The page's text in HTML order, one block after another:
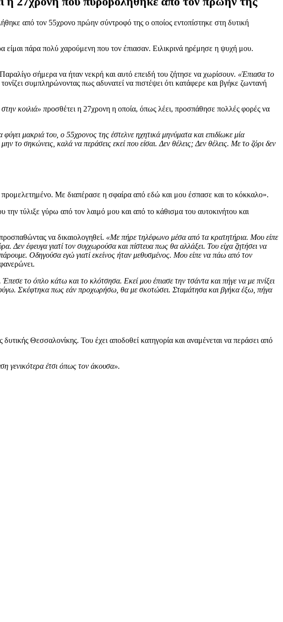
από τον 55χρονο πρώην σύντροφό της ο οποίος εντοπίστηκε στη δυτική
πάρα πολύ χαρούμενη που τον έπιασαν. Ειλικρινά ηρέμησε η ψυχή μου.
σήμερα να ήταν νεκρή και αυτό επειδή του ζήτησε να χωρίσουν. «Έπιασα το
τονίζει συμπληρώνοντας πως αδυνατεί να πιστέψει ότι κατάφερε και βγήκε ζωντανή
κοιλιά» προσθέτει η 27χρονη η οποία, όπως λέει, προσπάθησε πολλές φορές να
μακριά του, ο 55χρονος της έστελνε ηχητικά μηνύματα και επιδίωκε μία
το σηκώνεις, καλά να περάσεις εκεί που είσαι. Δεν θέλεις; Δεν θέλεις. Με το ζόρι δεν
Με διαπέρασε η σφαίρα από εδώ και μου έσπασε και το κόκκαλο».
τύλιξε γύρω από τον λαιμό μου και από το κάθισμα του αυτοκινήτου και
να δικαιολογηθεί. «Με πήρε τηλέφωνο μέσα από τα κρατητήρια. Μου είπε
Δεν έφευγα γιατί τον συγχωρούσα και πίστευα πως θα αλλάξει. Του είχα ζητήσει να
Οδηγούσα εγώ γιατί εκείνος ήταν μεθυσμένος. Μου είπε να πάω από τον
το όπλο κάτω και το κλότσησα. Εκεί μου έπιασε την τσάντα και πήγε να με πνίξει
φύγω. Σκέφτηκα πως εάν προχωρήσω, θα με σκοτώσει. Σταμάτησα και βγήκα έξω, πήγα
Θεσσαλονίκης. Του έχει αποδοθεί κατηγορία και αναμένεται να περάσει από
γενικότερα έτσι όπως τον άκουσα».